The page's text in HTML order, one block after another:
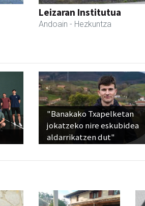
Leizaran Institutua
Andoain - Hezkuntza
"Banakako Txapelketan
jokatzeko nire eskubidea
aldarrikatzen dut"